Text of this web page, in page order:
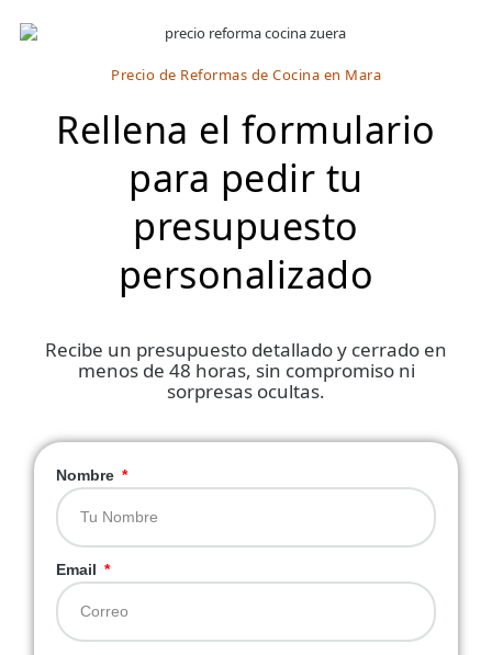
Precio de Reformas de Cocina en Mara
Rellena el formulario
para pedir tu
presupuesto
personalizado
Recibe un presupuesto detallado y cerrado en
menos de 48 horas, sin compromiso ni
sorpresas ocultas.
Nombre
Email